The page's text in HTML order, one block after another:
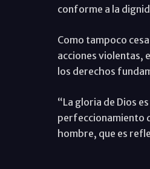
conforme a la
Como tampoco
acciones violentas,
los derechos
“La gloria de Dios
perfeccionamiento
hombre, que es